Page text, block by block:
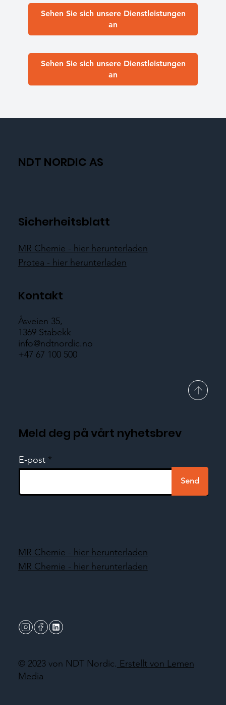
Sehen Sie sich unsere Dienstleistungen
an
Sehen Sie sich unsere Dienstleistungen
an
NDT NORDIC AS
Sicherheitsblatt
MR Chemie - hier herunterladen
Protea - hier herunterladen
Kontakt
Åsveien 35,
1369 Stabekk
info@ndtnordic.no
+47 67 100 500
Meld deg på vårt nyhetsbrev
E-post
Send
© 2023 von NDT Nordic. Erstellt von Lemen
Media
MR Chemie - hier herunterladen
MR Chemie - hier herunterladen